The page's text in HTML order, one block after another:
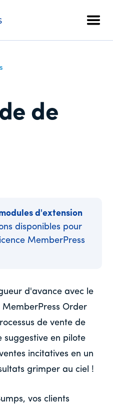
de
d'extension
disponibles pour
MemberPress
d'avance avec le
Order
de vente de
suggestive en pilote
incitatives en un
grimper au ciel !
vos clients